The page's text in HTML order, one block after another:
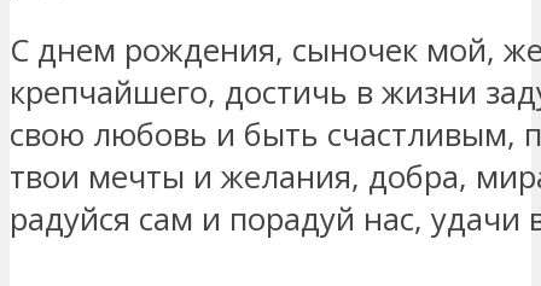
С днем рождения, сыночек мой,
крепчайшего, достичь в жизни
свою любовь и быть счастливым,
твои мечты и желания, добра,
радуйся сам и порадуй нас, удачи